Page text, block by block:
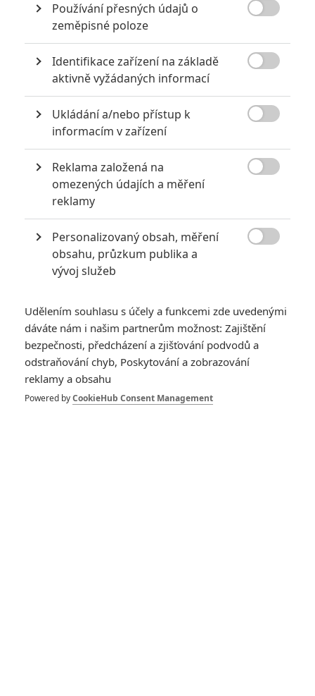
8 Recenze: Občanská válka
6
Recenze: Godzilla x Kong: Nové
impérium
8 Recenze: Opičí muž
POSLEDNÍ KOMENTOVANÉ
3ČLÁNEK | 01.08.2026 16:40
Marvel nečekaně zrušil již schválené pokračování
1 ČLÁNEK | 30.07.2026 20:14
Děti krve a kostí: Regulérní trailer představuje akční fantasy
dobrodružství s vůní Afriky
1ČLÁNEK | 30.07.2026 12:31
Spider-Man: Zbrusu nový den – Podle recenzí máme čekat
překvapivě emotivní a osobní film
Používání přesných údajů o
zeměpisné poloze
Identifikace zařízení na základě
aktivně vyžádaných informací
Ukládání a/nebo přístup k
informacím v zařízení
Reklama založená na
omezených údajích a měření
reklamy
Personalizovaný obsah, měření
obsahu, průzkum publika a
vývoj služeb
Udělením souhlasu s účely a funkcemi zde uvedenými
dáváte nám i našim partnerům možnost: Zajištění
bezpečnosti, předcházení a zjišťování podvodů a
odstraňování chyb, Poskytování a zobrazování
reklamy a obsahu
Powered byCookieHub Consent Management